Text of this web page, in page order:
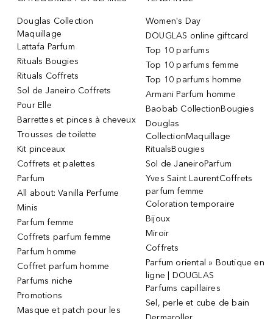
Douglas Collection
Maquillage
Lattafa Parfum
Rituals Bougies
Rituals Coffrets
Sol de Janeiro Coffrets
Pour Elle
Barrettes et pinces à cheveux
Trousses de toilette
Kit pinceaux
Coffrets et palettes
Parfum
All about: Vanilla Perfume
Minis
Parfum femme
Coffrets parfum femme
Parfum homme
Coffret parfum homme
Parfums niche
Promotions
Masque et patch pour les
Women's Day
DOUGLAS online giftcard
Top 10 parfums
Top 10 parfums femme
Top 10 parfums homme
Armani Parfum homme
Baobab CollectionBougies
Douglas
CollectionMaquillage
RitualsBougies
Sol de JaneiroParfum
Yves Saint LaurentCoffrets
parfum femme
Coloration temporaire
Bijoux
Miroir
Coffrets
Parfum oriental » Boutique en
ligne | DOUGLAS
Parfums capillaires
Sel, perle et cube de bain